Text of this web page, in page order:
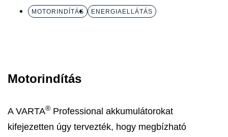
MOTORINDÍTÁS ENERGIAELLÁTÁS
Motorindítás
A VARTA® Professional akkumulátorokat
kifejezetten úgy tervezték, hogy megbízható